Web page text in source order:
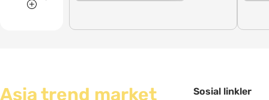
Asia trend market Sosial linkler